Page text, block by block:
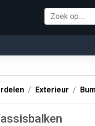
Exterieur